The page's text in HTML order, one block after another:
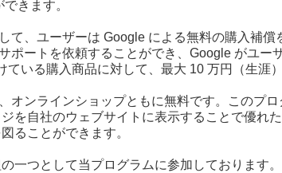
きます。
て、ユーザーは Google による無料の購入補
ポートを依頼することができ、Google がユー
いる購入商品に対して、最大 10 万円（生涯
オンラインショップともに無料です。このプ
を自社のウェブサイトに表示することで優れ
ることができます。
一つとして当プログラムに参加しております。